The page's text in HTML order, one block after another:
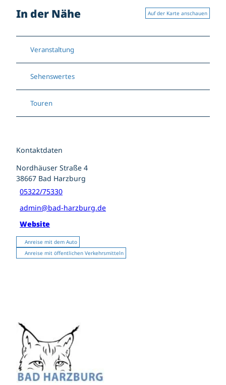
In der Nähe Auf der Karte anschauen
Veranstaltung
Sehenswertes
Touren
Kontaktdaten
Nordhäuser Straße 4
38667 Bad Harzburg
05322/75330
admin@bad-harzburg.de
Website
Anreise mit dem Auto
Anreise mit öffentlichen Verkehrsmitteln